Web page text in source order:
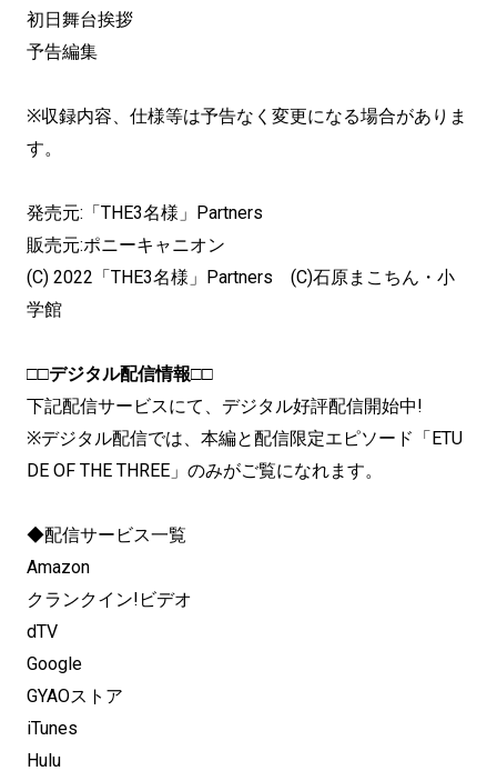
初日舞台挨拶
予告編集
※収録内容、仕様等は予告なく変更になる場合がありま
す。
発売元:「THE3名様」Partners
販売元:ポニーキャニオン
(C) 2022「THE3名様」Partners (C)石原まこちん・小
学館
□□デジタル配信情報□□
下記配信サービスにて、デジタル好評配信開始中!
※デジタル配信では、本編と配信限定エピソード「ETU
DE OF THE THREE」のみがご覧になれます。
◆配信サービス一覧
Amazon
クランクイン!ビデオ
dTV
Google
GYAOストア
iTunes
Hulu